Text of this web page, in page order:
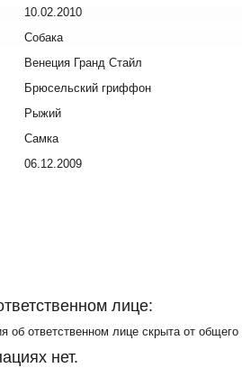
10.02.2010
Собака
Венеция Гранд Стайл
Брюсельский гриффон
Рыжий
Самка
06.12.2009
лице:
об ответственном лице скрыта от общего
нет.